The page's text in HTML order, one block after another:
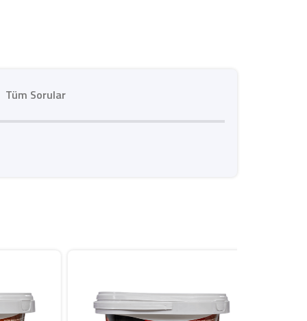
Tüm Sorular